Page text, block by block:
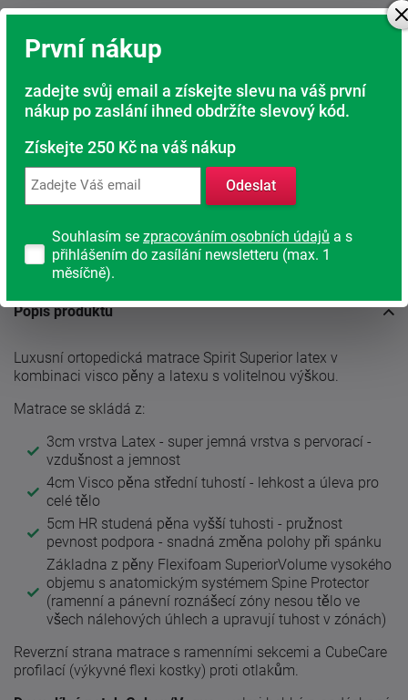
Jsme tu pro Vás
Doprava ZDARMA
Při nákupu nad 6 000 Kč
Rádi poradíme s výběrem
Najděte vhodnou matraci
S tradicí od roku 1991
Popis produktu
Luxusní ortopedická matrace Spirit Superior latex v
kombinaci visco pěny a latexu s volitelnou výškou.
Matrace se skládá z:
3cm vrstva Latex - super jemná vrstva s pervorací -
vzdušnost a jemnost
4cm Visco pěna střední tuhostí - lehkost a úleva pro
celé tělo
5cm HR studená pěna vyšší tuhosti - pružnost
pevnost podpora - snadná změna polohy při spánku
Základna z pěny Flexifoam SuperiorVolume vysokého
objemu s anatomickým systémem Spine Protector
(ramenní a pánevní roznášecí zóny nesou tělo ve
všech nálehových úhlech a upravují tuhost v zónách)
Reverzní strana matrace s ramenními sekcemi a CubeCare
profilací (výkyvné flexi kostky) proti otlakům.
První nákup
zadejte svůj email a získejte slevu na váš první
nákup po zaslání ihned obdržíte slevový kód.
Získejte 250 Kč na váš nákup
Odeslat
Souhlasím se zpracováním osobních údajů a s
přihlášením do zasílání newsletteru (max. 1
měsíčně).